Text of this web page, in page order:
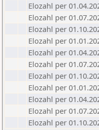
Elozahl per
Elozahl per
Elozahl per
Elozahl per
Elozahl per
Elozahl per
Elozahl per
Elozahl per
Elozahl per
Elozahl per
Elozahl per